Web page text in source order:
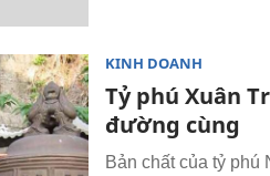
KINH DOANH
Tỷ phú Xuân
đường cùng
Bản chất của tỷ